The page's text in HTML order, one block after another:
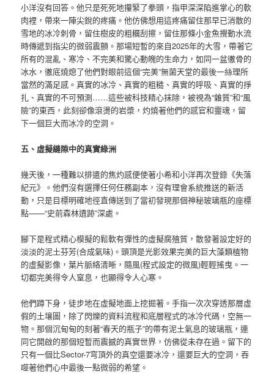
小洋沒有回答。他只是死死地攥緊了拳頭，指甲深深陷進掌心的軟
肉裡，帶來一陣尖銳的疼痛。他仿佛想用這疼痛留住那早已消散的
雪地的冰冷刺骨，留住樹皮的粗糲刮擦，留住那條小金魚攪動水流
時傳遞到指尖的微弱震顫。那場短暫的來自2025年的大雪，帶著它
所有的混亂、寒冷、不完美和驚心動魄的生命力，如同一盆徹骨的
冰水，徹底燒熄了他們對眼前這個“完美”無菌天堂的最後一絲理所
當然的滿足感。真實的冰冷、真實的粗糙、真實的呼吸、真實的掙
扎、真實的不可預測……這些被科技精心抹除，被視為“雜質”和“風
險”的東西，此刻卻像滾燙的岩漿，灼燒著他們的感官和靈魂，留
下一個巨大而冰冷的空洞。
五、虛擬縫隙中的真實綠洲
幾天後，一種難以排遣的焦灼感便使著小希和小洋再次登錄《失落
紀元》。他們沒有選擇任何任務副本，沒有理會系統推送的新活
動，只是目標明確地徑直傳送到了當初發現那個神秘玻璃瓶的座標
點——“史前森林遺跡”深處。
腳下是程式精心模擬的鬆軟有彈性的虛擬腐殖質，散發著設定好的
淡淡的泥土芬芳(合成氣味)。頭頂是光影效果完美的巨大藻類植物
的虛擬影像，葉片脈絡清晰，隨風(程式設定的微風)輕輕搖曳。一
切都完美得令人窒息，也顯得令人心寒。
他們蹲下身，徒步地在虛擬地面上挖掘著。手指一次次穿透那層虛
假的土壤圖，除了閃爍的資料流程和底層程式的冰冷代碼，空無一
物。那個沉甸甸的刻著“春天的瓶子”的帶有泥土氣息的玻璃瓶，連
同它開啟的那個短暫而震撼的真實世界，仿佛從未存在過。留下的
只有一個比Sector-7穹頂外的真空還要冰冷，還要巨大的空洞，吞
噬著他們心中最後一點微弱的希望。